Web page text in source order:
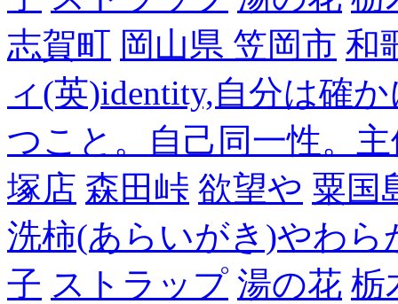
志賀町 岡山県 笠岡市 和
ィ(英)identity,自分は確
つこと。自己同一性。
塚店 森田峠 欲望や 粟国
洗柿(あらいがき)やわ
子 ストラップ 湯の花 栃